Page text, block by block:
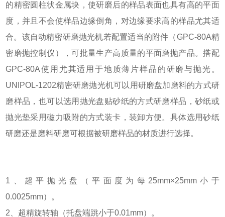
的精密圆柱状金属块，使研磨后的样品表面也具有高的平面
度，并且不会使样品边缘倒角，对边缘要求高的样品尤其适
合。该自动精密研磨抛光机若配置适当的附件（GPC-80A精
密磨抛控制仪），可批量生产高质量的平面磨抛产品。搭配
GPC-80A使用尤其适用于地质薄片样品的研磨与抛光。
UNIPOL-1202精密研磨抛光机可以用研磨盘加磨料的方式研
磨样品，也可以选用抛光盘贴砂纸的方式研磨样品，砂纸或
抛光垫采用磁力吸附的方式装卡，装卸方便。具体选用砂纸
研磨还是磨料研磨可根据被研磨样品的材质进行选择。
1、超平抛光盘（平面度为每25mm×25mm小于
0.0025mm）。
2、超精旋转轴（托盘端跳小于0.01mm）。